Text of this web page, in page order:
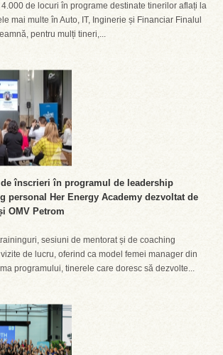
de locuri în programe destinate tinerilor aflați la
mai multe în Auto, IT, Inginerie și Financiar Finalul
pentru mulți tineri,...
înscrieri în programul de leadership
personal Her Energy Academy dezvoltat de
OMV Petrom
sesiuni de mentorat și de coaching
de lucru, oferind ca model femei manager din
programului, tinerele care doresc să dezvolte...